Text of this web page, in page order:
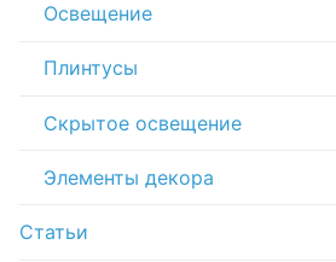
Освещение
Плинтусы
Скрытое освещение
Элементы декора
Статьи